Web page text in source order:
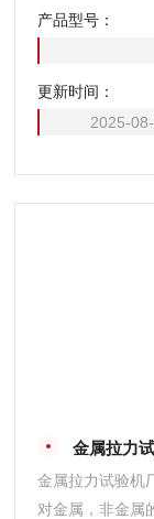
产品型号：
更新时间：
2025-
金属拉力
金属拉力试验机
对金属，非金属